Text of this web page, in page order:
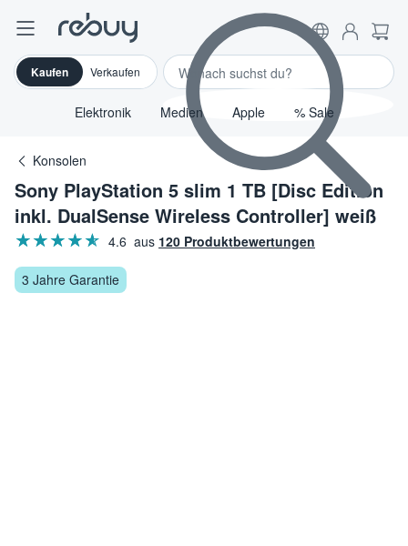
Kaufen Verkaufen
Elektronik Medien Apple % Sale
Konsolen
Sony PlayStation 5 slim 1 TB [Disc Edition
inkl. DualSense Wireless Controller] weiß
★★★★★
☆☆☆☆☆ 4.6
Sterne aus 120 Produktbewertungen
3 Jahre Garantie